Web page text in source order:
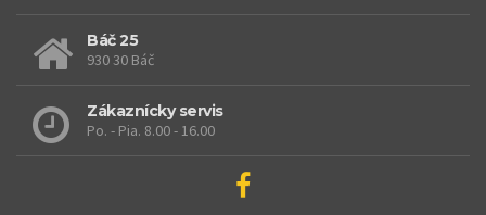
Báč 25
930 30 Báč
Zákaznícky servis
Po. - Pia. 8.00 - 16.00